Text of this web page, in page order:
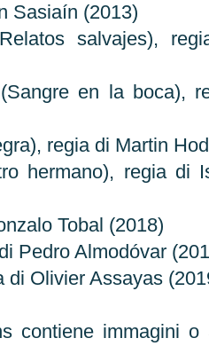
Sasiaín (2013)
salvajes),
en la boca),
regia di Martin
hermano), regia di
Tobal (2018)
Pedro Almodóvar
di Olivier Assayas
contiene immagini